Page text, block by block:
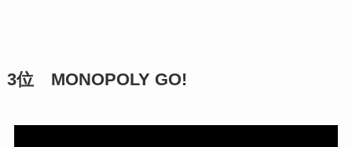
3位 MONOPOLY GO!